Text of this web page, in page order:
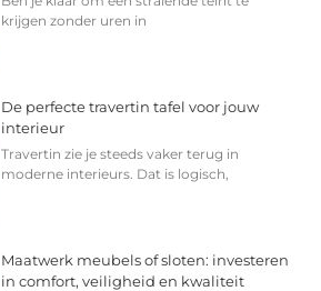
krijgen zonder uren in
De perfecte travertin tafel voor jouw
interieur
Travertin zie je steeds vaker terug in
moderne interieurs. Dat is logisch,
Maatwerk meubels of sloten: investeren
in comfort, veiligheid en kwaliteit